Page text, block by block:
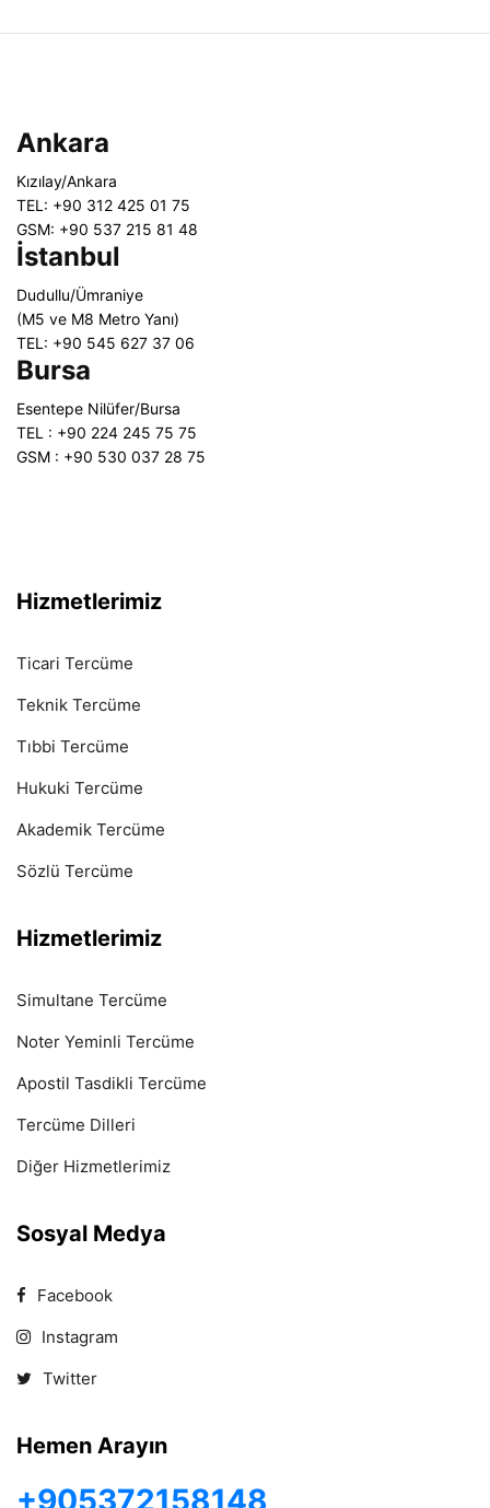
Ankara
Kızılay/Ankara
TEL: +90 312 425 01 75
GSM: +90 537 215 81 48
İstanbul
Dudullu/Ümraniye
(M5 ve M8 Metro Yanı)
TEL: +90 545 627 37 06
Bursa
Esentepe Nilüfer/Bursa
TEL : +90 224 245 75 75
GSM : +90 530 037 28 75
Hizmetlerimiz
Ticari Tercüme
Teknik Tercüme
Tıbbi Tercüme
Hukuki Tercüme
Akademik Tercüme
Sözlü Tercüme
Hizmetlerimiz
Simultane Tercüme
Noter Yeminli Tercüme
Apostil Tasdikli Tercüme
Tercüme Dilleri
Diğer Hizmetlerimiz
Sosyal Medya
Facebook
Instagram
Twitter
Hemen Arayın
+905372158148